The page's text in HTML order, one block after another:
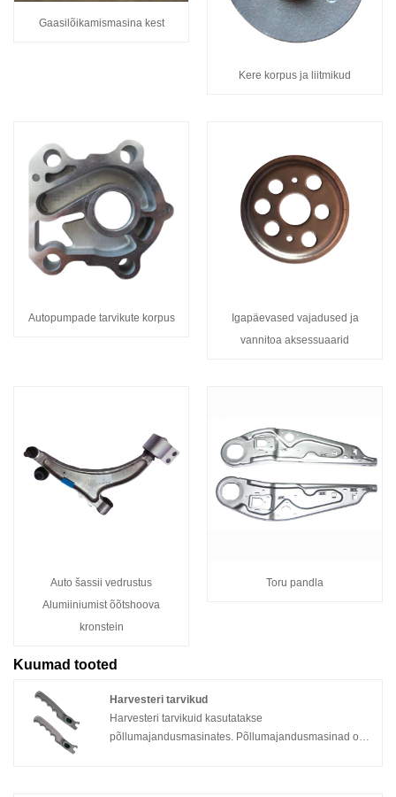
Gaasilõikamismasina kest
Kere korpus ja liitmikud
Autopumpade tarvikute korpus
Igapäevased vajadused ja
vannitoa aksessuaarid
Auto šassii vedrustus
Alumiiniumist õõtshoova
kronstein
Toru pandla
Kuumad tooted
Harvesteri tarvikud
Harvesteri tarvikuid kasutatakse
põllumajandusmasinates. Põllumajandusmasinad on